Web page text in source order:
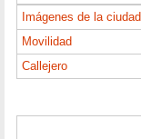
Imágenes de la ciudad
Movilidad
Callejero